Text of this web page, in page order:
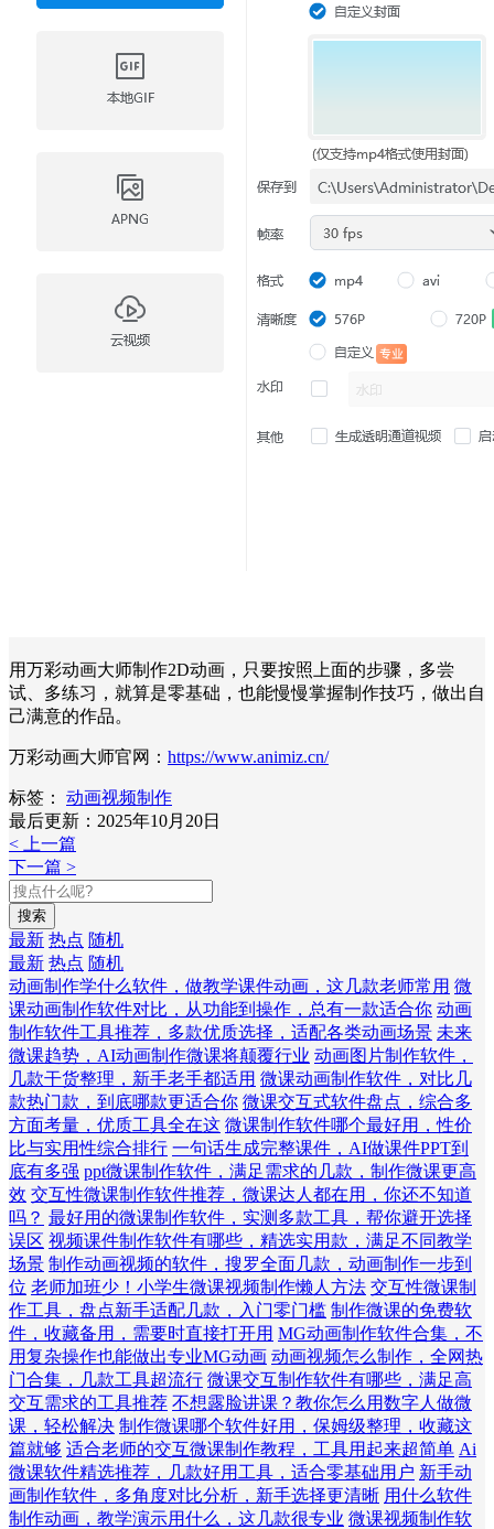
用万彩动画大师制作2D动画，只要按照上面的步骤，多尝
试、多练习，就算是零基础，也能慢慢掌握制作技巧，做出自
己满意的作品。
万彩动画大师官网： https://www.animiz.cn/
标签：
动画视频制作
最后更新：2025年10月20日
< 上一篇
下一篇 >
搜索
最新 热点 随机
最新 热点 随机
动画制作学什么软件，做教学课件动画，这几款老师常用 微
课动画制作软件对比，从功能到操作，总有一款适合你 动画
制作软件工具推荐，多款优质选择，适配各类动画场景 未来
微课趋势，AI动画制作微课将颠覆行业 动画图片制作软件，
几款干货整理，新手老手都适用 微课动画制作软件，对比几
款热门款，到底哪款更适合你 微课交互式软件盘点，综合多
方面考量，优质工具全在这 微课制作软件哪个最好用，性价
比与实用性综合排行 一句话生成完整课件，AI做课件PPT到
底有多强 ppt微课制作软件，满足需求的几款，制作微课更高
效 交互性微课制作软件推荐，微课达人都在用，你还不知道
吗？ 最好用的微课制作软件，实测多款工具，帮你避开选择
误区 视频课件制作软件有哪些，精选实用款，满足不同教学
场景 制作动画视频的软件，搜罗全面几款，动画制作一步到
位 老师加班少！小学生微课视频制作懒人方法 交互性微课制
作工具，盘点新手适配几款，入门零门槛 制作微课的免费软
件，收藏备用，需要时直接打开用 MG动画制作软件合集，不
用复杂操作也能做出专业MG动画 动画视频怎么制作，全网热
门合集，几款工具超流行 微课交互制作软件有哪些，满足高
交互需求的工具推荐 不想露脸讲课？教你怎么用数字人做微
课，轻松解决 制作微课哪个软件好用，保姆级整理，收藏这
篇就够 适合老师的交互微课制作教程，工具用起来超简单 Ai
微课软件精选推荐，几款好用工具，适合零基础用户 新手动
画制作软件，多角度对比分析，新手选择更清晰 用什么软件
制作动画，教学演示用什么，这几款很专业 微课视频制作软